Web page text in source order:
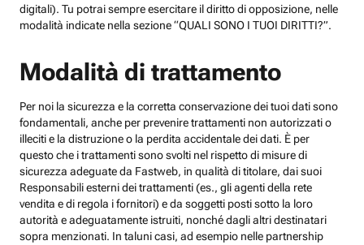
digitali). Tu potrai sempre esercitare il diritto di opposizione, nelle
modalità indicate nella sezione “QUALI SONO I TUOI DIRITTI?”.
Modalità di trattamento
Per noi la sicurezza e la corretta conservazione dei tuoi dati sono
fondamentali, anche per prevenire trattamenti non autorizzati o
illeciti e la distruzione o la perdita accidentale dei dati. È per
questo che i trattamenti sono svolti nel rispetto di misure di
sicurezza adeguate da Fastweb, in qualità di titolare, dai suoi
Responsabili esterni dei trattamenti (es., gli agenti della rete
vendita e di regola i fornitori) e da soggetti posti sotto la loro
autorità e adeguatamente istruiti, nonché dagli altri destinatari
sopra menzionati. In taluni casi, ad esempio nelle partnership